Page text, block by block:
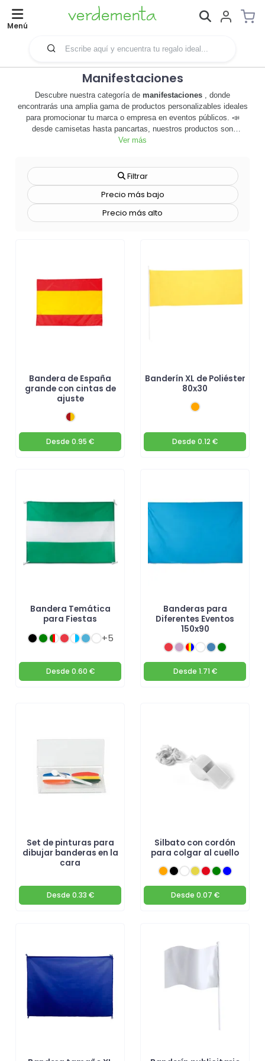
Menú
Manifestaciones
Descubre nuestra categoría de manifestaciones , donde
encontrarás una amplia gama de productos personalizables ideales
para promocionar tu marca o empresa en eventos públicos. 📣
desde camisetas hasta pancartas, nuestros productos son
perfectos para captar la atención y transmitir tu mensaje de manera
herramientas de marketing efectivas, sino que también añaden valor
a tu marca, creando una impresión duradera en la mente de tus
clientes y potenciales clientes. nuestros productos de
manifestaciones son de alta calidad, garantizando que tu marca se
presente de la mejor manera posible. además, son versátiles y se
productos personalizables! 🚀
Ver más
Filtrar
Precio más bajo
Precio más alto
Bandera de España
grande con cintas de
ajuste
Desde 0.95 €
Banderín XL de Poliéster
80x30
Desde 0.12 €
Bandera Temática
para Fiestas
+5
Desde 0.60 €
Banderas para
Diferentes Eventos
150x90
Desde 1.71 €
Set de pinturas para
dibujar banderas en la
cara
Desde 0.33 €
Silbato con cordón
para colgar al cuello
Desde 0.07 €